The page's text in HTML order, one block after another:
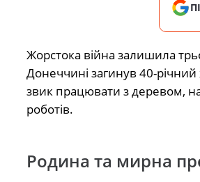
Жорстока війна залишила
Донеччині загинув 40-
звик працювати з деревом,
роботів.
Родина та мирна